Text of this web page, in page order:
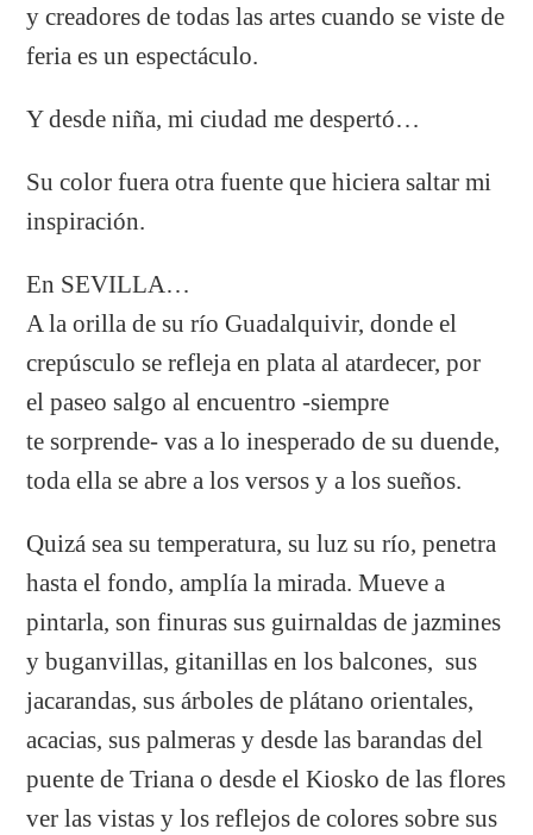
y creadores de todas las artes cuando se viste de
feria es un espectáculo.
Y desde niña, mi ciudad me despertó…
Su color fuera otra fuente que hiciera saltar mi
inspiración.
En SEVILLA…
A la orilla de su río Guadalquivir, donde el
crepúsculo se refleja en plata al atardecer, por
el paseo salgo al encuentro -siempre
te sorprende- vas a lo inesperado de su duende,
toda ella se abre a los versos y a los sueños.
Quizá sea su temperatura, su luz su río, penetra
hasta el fondo, amplía la mirada. Mueve a
pintarla, son finuras sus guirnaldas de jazmines
y buganvillas, gitanillas en los balcones, sus
jacarandas, sus árboles de plátano orientales,
acacias, sus palmeras y desde las barandas del
puente de Triana o desde el Kiosko de las flores
ver las vistas y los reflejos de colores sobre sus